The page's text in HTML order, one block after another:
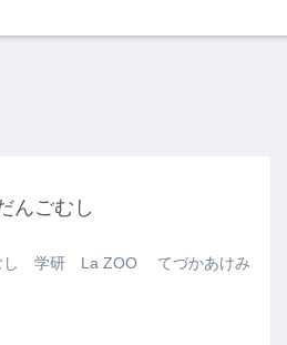
んごむし
し 学研 La ZOO てづかあけみ